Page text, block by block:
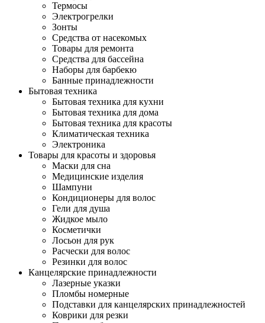
Термосы
Электрогрелки
Зонты
Средства от насекомых
Товары для ремонта
Средства для бассейна
Наборы для барбекю
Банные принадлежности
Бытовая техника
Бытовая техника для кухни
Бытовая техника для дома
Бытовая техника для красоты
Климатическая техника
Электроника
Товары для красоты и здоровья
Маски для сна
Медицинские изделия
Шампуни
Кондиционеры для волос
Гели для душа
Жидкое мыло
Косметички
Лосьон для рук
Расчески для волос
Резинки для волос
Канцелярские принадлежности
Лазерные указки
Пломбы номерные
Подставки для канцелярских принадлежностей
Коврики для резки